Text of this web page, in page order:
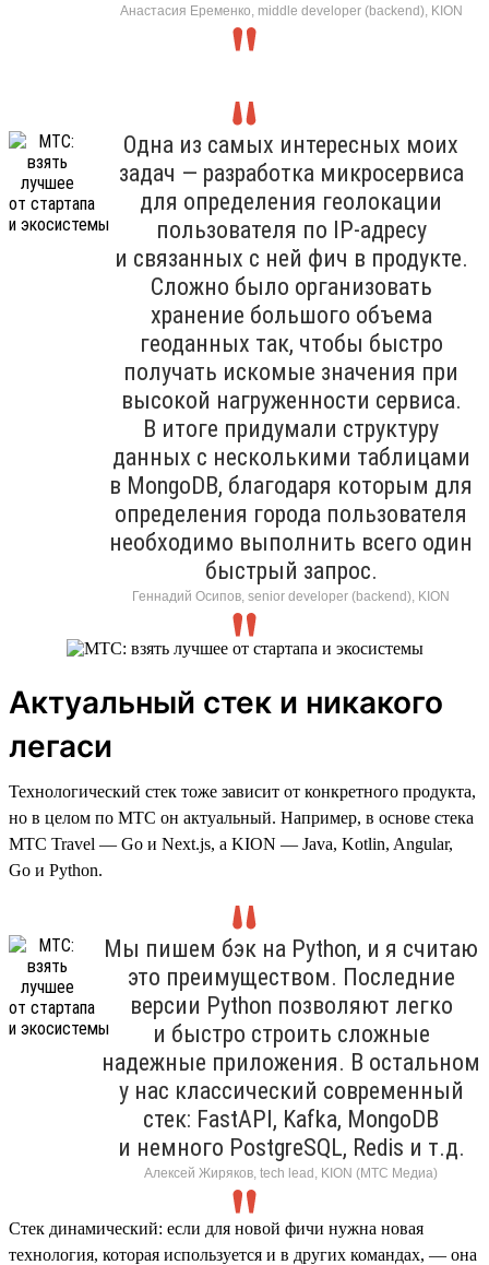
Анастасия Еременко, middle developer (backend), KION
Одна из самых интересных моих
задач — разработка микросервиса
для определения геолокации
пользователя по IP-адресу
и связанных с ней фич в продукте.
Сложно было организовать
хранение большого объема
геоданных так, чтобы быстро
получать искомые значения при
высокой нагруженности сервиса.
В итоге придумали структуру
данных с несколькими таблицами
в MongoDB, благодаря которым для
определения города пользователя
необходимо выполнить всего один
быстрый запрос.
Геннадий Осипов, senior developer (backend), KION
Актуальный стек и никакого
легаси
Технологический стек тоже зависит от конкретного продукта,
но в целом по МТС он актуальный. Например, в основе стека
МТС Travel — Go и Next.js, а KION — Java, Kotlin, Angular,
Go и Python.
Мы пишем бэк на Python, и я считаю
это преимуществом. Последние
версии Python позволяют легко
и быстро строить сложные
надежные приложения. В остальном
у нас классический современный
стек: FastAPI, Kafka, MongoDB
и немного PostgreSQL, Redis и т.д.
Алексей Жиряков, tech lead, KION (МТС Медиа)
Стек динамический: если для новой фичи нужна новая
технология, которая используется и в других командах, — она